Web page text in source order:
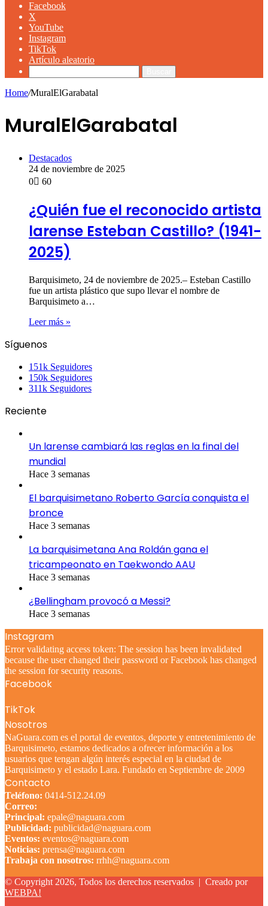
Facebook
X
YouTube
Instagram
TikTok
Artículo aleatorio
Home/MuralElGarabatal
MuralElGarabatal
Destacados
24 de noviembre de 2025
0
60
¿Quién fue el reconocido artista
larense Esteban Castillo? (1941-
2025)
Barquisimeto, 24 de noviembre de 2025.– Esteban Castillo
fue un artista plástico que supo llevar el nombre de
Barquisimeto a…
Leer más »
Síguenos
151k Seguidores
150k Seguidores
311k Seguidores
Reciente
Un larense cambiará las reglas en la final del
mundial
Hace 3 semanas
El barquisimetano Roberto García conquista el
bronce
Hace 3 semanas
La barquisimetana Ana Roldán gana el
tricampeonato en Taekwondo AAU
Hace 3 semanas
¿Bellingham provocó a Messi?
Hace 3 semanas
Instagram
Error validating access token: The session has been invalidated
because the user changed their password or Facebook has changed
the session for security reasons.
Facebook
TikTok
Nosotros
NaGuara.com es el portal de eventos, deporte y entretenimiento de
Barquisimeto, estamos dedicados a ofrecer información a los
usuarios que tengan algún interés especial en la ciudad de
Barquisimeto y el estado Lara. Fundado en Septiembre de 2009
Contacto
Teléfono: 0414-512.24.09
Correo:
Principal: epale@naguara.com
Publicidad: publicidad@naguara.com
Eventos: eventos@naguara.com
Noticias: prensa@naguara.com
Trabaja con nosotros: rrhh@naguara.com
© Copyright 2026, Todos los derechos reservados | Creado por
WEBPA!